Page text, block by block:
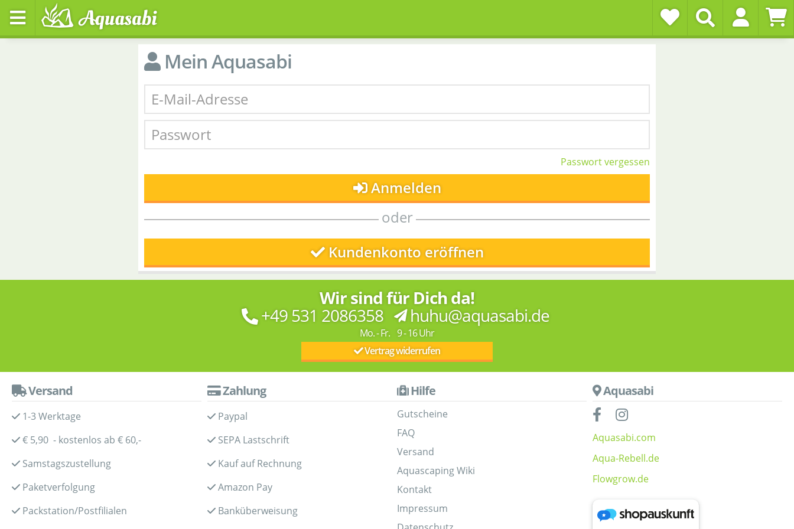
Mein Aquasabi
Passwort vergessen
Anmelden
oder
Kundenkonto eröffnen
Wir sind für Dich da!
+49 531 2086358 huhu@aquasabi.de
Mo. - Fr. 9 - 16 Uhr
Vertrag widerrufen
Versand
1-3 Werktage
€ 5,90 - kostenlos ab € 60,-
Samstagszustellung
Paketverfolgung
Packstation/Postfilialen
Zahlung
Paypal
SEPA Lastschrift
Kauf auf Rechnung
Amazon Pay
Banküberweisung
Hilfe
Gutscheine
FAQ
Versand
Aquascaping Wiki
Kontakt
Impressum
Aquasabi
Aquasabi.com
Aqua-Rebell.de
Flowgrow.de